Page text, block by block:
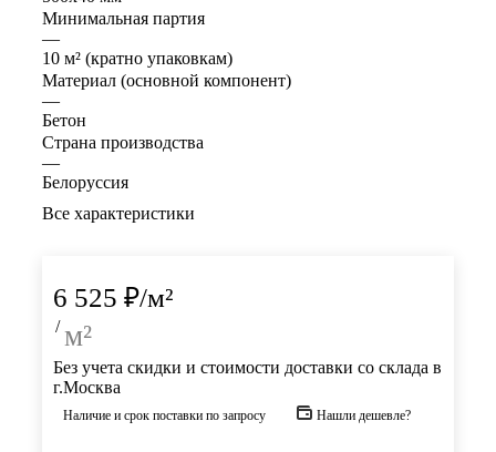
Минимальная партия
—
10 м² (кратно упаковкам)
Материал (основной компонент)
—
Бетон
Страна производства
—
Белоруссия
Все характеристики
6 525 ₽/м²
/ м²
Без учета скидки и стоимости доставки со склада в
г.Москва
Наличие и срок поставки по запросу Нашли дешевле?